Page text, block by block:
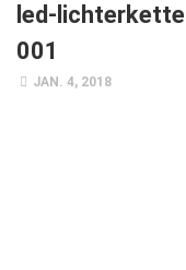
Geschäft
gesund & schön
led-
001
JAN. 4, 2018